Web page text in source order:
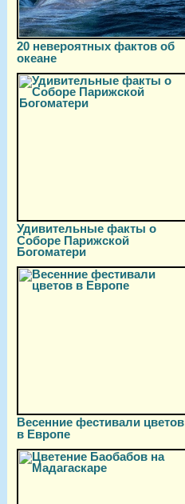
20 невероятных фактов об
океане
Удивительные факты о
Соборе Парижской
Богоматери
Весенние фестивали цветов
в Европе